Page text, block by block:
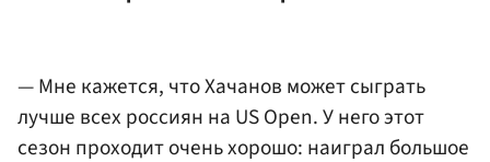
— Мне кажется, что Хачанов может сыграть
лучше всех россиян на US Open. У него этот
сезон проходит очень хорошо: наиграл большое